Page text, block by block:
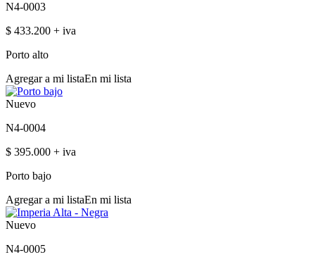
N4-0003
$ 433.200 + iva
Porto alto
Agregar a mi listaEn mi lista
Nuevo
N4-0004
$ 395.000 + iva
Porto bajo
Agregar a mi listaEn mi lista
Nuevo
N4-0005